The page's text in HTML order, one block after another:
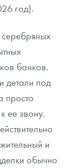
год).
банков.
детали под
просто
ее звону.
и
обычно